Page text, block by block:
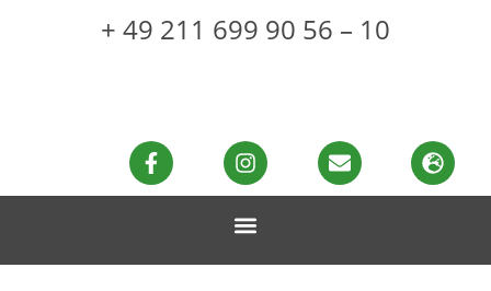
+ 49 211 699 90 56 – 10